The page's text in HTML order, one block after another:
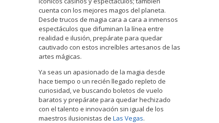
cuenta con los mejores magos del planeta.
Desde trucos de magia cara a cara a inmensos
espectáculos que difuminan la línea entre
realidad e ilusión, prepárate para quedar
cautivado con estos increíbles artesanos de las
artes mágicas.
Ya seas un apasionado de la magia desde
hace tiempo o un recién llegado repleto de
curiosidad, ve buscando boletos de vuelo
baratos y prepárate para quedar hechizado
con el talento e innovación sin igual de los
maestros ilusionistas de Las Vegas.